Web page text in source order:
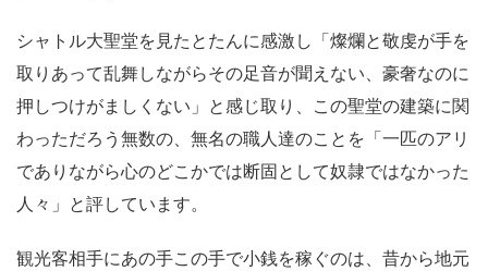
シャトル大聖堂を見たとたんに感激し「燦爛と敬虔が手を
取りあって乱舞しながらその足音が聞えない、豪奢なのに
押しつけがましくない」と感じ取り、この聖堂の建築に関
わっただろう無数の、無名の職人達のことを「一匹のアリ
でありながら心のどこかでは断固として奴隷ではなかった
人々」と評しています。
観光客相手にあの手この手で小銭を稼ぐのは、昔から地元